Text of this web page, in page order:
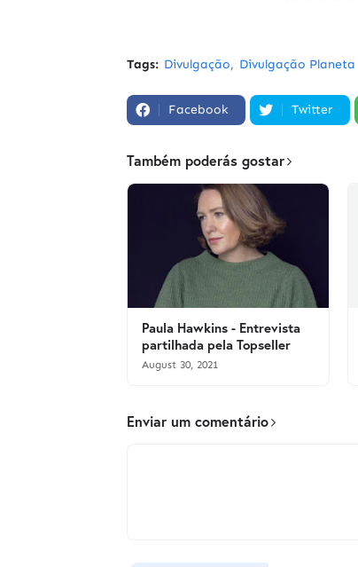
Tags: Divulgação Divulgação Planeta
Facebook Twitter
Também poderás gostar
Paula Hawkins - Entrevista
partilhada pela Topseller
August 30, 2021
Enviar um comentário